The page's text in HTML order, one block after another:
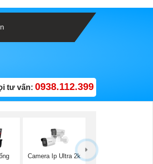
tư vấn: 0938.112.399
Camera Ip Ultra 2k